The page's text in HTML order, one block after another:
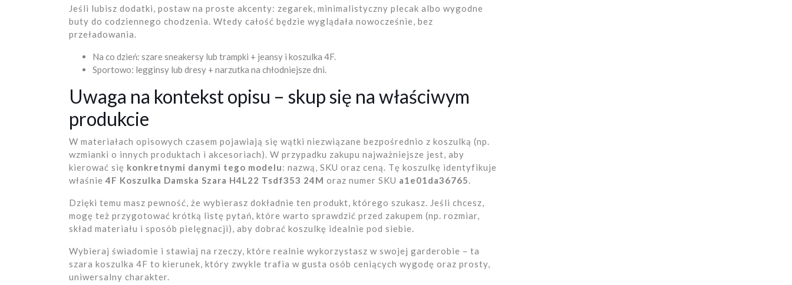
Jeśli lubisz dodatki, postaw na proste akcenty: zegarek, minimalistyczny plecak albo wygodne
buty do codziennego chodzenia. Wtedy całość będzie wyglądała nowocześnie, bez
przeładowania.
Na co dzień: szare sneakersy lub trampki + jeansy i koszulka 4F.
Sportowo: legginsy lub dresy + narzutka na chłodniejsze dni.
Uwaga na kontekst opisu – skup się na właściwym
produkcie
W materiałach opisowych czasem pojawiają się wątki niezwiązane bezpośrednio z koszulką (np.
wzmianki o innych produktach i akcesoriach). W przypadku zakupu najważniejsze jest, aby
kierować się konkretnymi danymi tego modelu: nazwą, SKU oraz ceną. Tę koszulkę identyfikuje
właśnie 4F Koszulka Damska Szara H4L22 Tsdf353 24M oraz numer SKU a1e01da36765.
Dzięki temu masz pewność, że wybierasz dokładnie ten produkt, którego szukasz. Jeśli chcesz,
mogę też przygotować krótką listę pytań, które warto sprawdzić przed zakupem (np. rozmiar,
skład materiału i sposób pielęgnacji), aby dobrać koszulkę idealnie pod siebie.
Wybieraj świadomie i stawiaj na rzeczy, które realnie wykorzystasz w swojej garderobie – ta
szara koszulka 4F to kierunek, który zwykle trafia w gusta osób ceniących wygodę oraz prosty,
uniwersalny charakter.